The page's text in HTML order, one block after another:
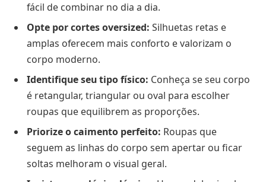
fácil de combinar no dia a dia.
Opte por cortes oversized: Silhuetas retas e
amplas oferecem mais conforto e valorizam o
corpo moderno.
Identifique seu tipo físico: Conheça se seu corpo
é retangular, triangular ou oval para escolher
roupas que equilibrem as proporções.
Priorize o caimento perfeito: Roupas que
seguem as linhas do corpo sem apertar ou ficar
soltas melhoram o visual geral.